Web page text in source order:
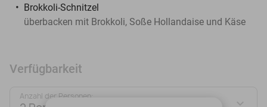
Brokkoli-Schnitzel
überbacken mit Brokkoli, Soße Hollandaise und Käse
Verfügbarkeit
Anzahl der Personen: